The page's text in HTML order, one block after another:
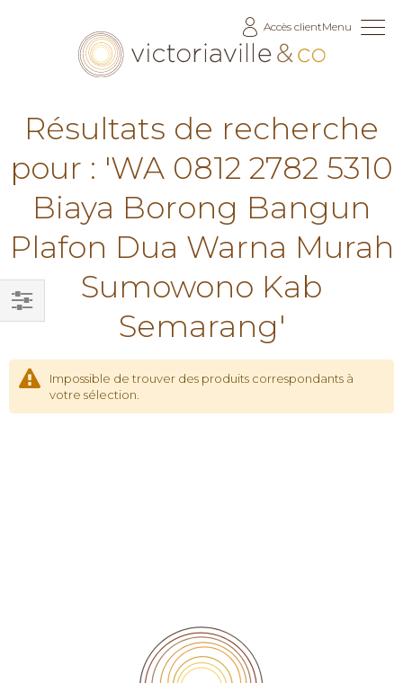
Accès clientMenu
Résultats de recherche
pour : 'WA 0812 2782 5310
Biaya Borong Bangun
Plafon Dua Warna Murah
Sumowono Kab
Semarang'
Impossible de trouver des produits correspondants à
votre sélection.
Filtrer